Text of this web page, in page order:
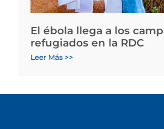
El ébola llega a los
refugiados en la RDC
Leer Más >>